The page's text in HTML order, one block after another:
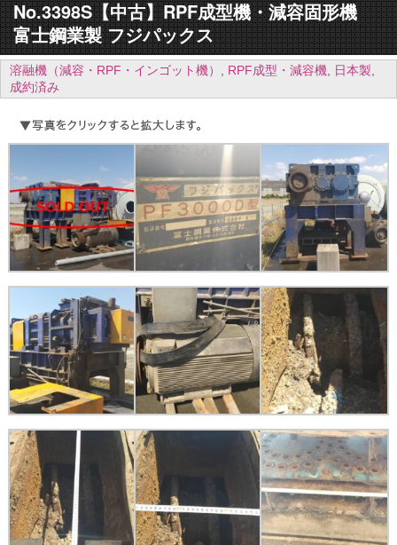
No.3398S【中古】RPF成型機・減容固形機
富士鋼業製 フジパックス
溶融機（減容・RPF・インゴット機） , RPF成型・減容機, 日本製,
成約済み